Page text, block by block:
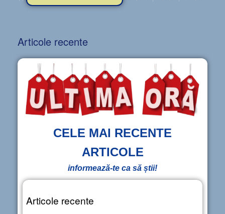
Articole recente
CELE MAI RECENTE
ARTICOLE
informează-te ca să știi!
Articole recente